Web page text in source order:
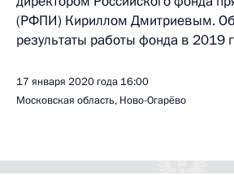
(РФПИ) Кириллом Дмитриевым.
результаты работы фонда в 2019
17 января 2020 года 16:00
Московская область, Ново-Огарёво